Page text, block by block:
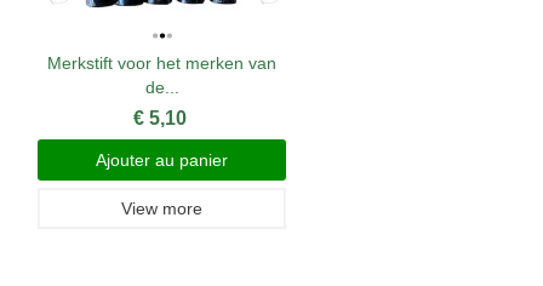
Merkstift voor het merken van
de...
€ 5,10
Ajouter au panier
View more